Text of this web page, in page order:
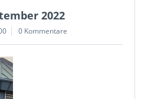
2022
0 Kommentare